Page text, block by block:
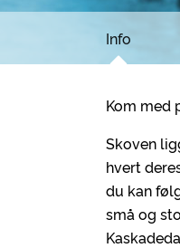
Info
Kom med
Skoven
hvert
du kan
små og